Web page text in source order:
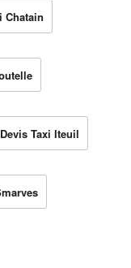
Chatain
Devis Taxi Iteuil